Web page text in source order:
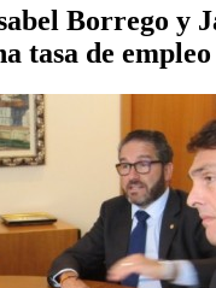
Borrego y
tasa de